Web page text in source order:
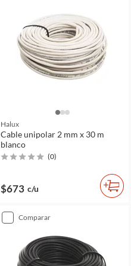
Halux
Cable unipolar 2 mm x 30 m
blanco
(0)
$673 c/u
comparar